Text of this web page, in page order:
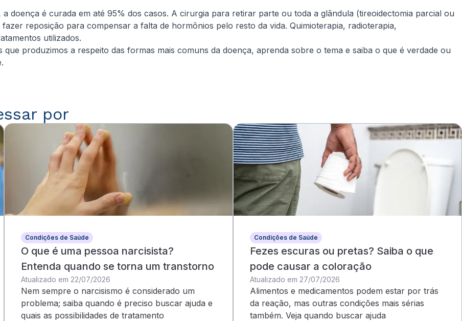
doença é curada em até 95% dos casos. A cirurgia para retirar parte ou toda a glândula (tireoidectomia parcial ou
reposição para compensar a falta de hormônios pelo resto da vida. Quimioterapia, radioterapia,
utilizados.
que produzimos a respeito das formas mais comuns da doença, aprenda sobre o tema e saiba o que é verdade ou
por
Condições de Saúde
O que é uma pessoa narcisista?
Entenda quando se torna um transtorno
Atualizado em 22/07/2026
Nem sempre o narcisismo é considerado um
problema; saiba quando é preciso buscar ajuda e
quais as possibilidades de tratamento
Condições de Saúde
Fezes escuras ou pretas? Saiba o que
pode causar a coloração
Atualizado em 27/07/2026
Alimentos e medicamentos podem estar por trás
da reação, mas outras condições mais sérias
também. Veja quando buscar ajuda